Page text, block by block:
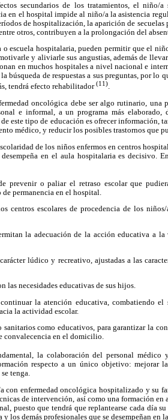
secundarios de los tratamientos, el niño/a
en el hospital impide al niño/a la asistencia
de hospitalización, la aparición de
otros, contribuyen a la prolongación del
escuela hospitalaria, pueden permitir que el
y aliviarle sus angustias, además de
en muchos hospitales a nivel nacional e
de respuestas a sus preguntas, por lo
tendrá efecto rehabilitador(11).
oncológica debe ser algo rutinario, una
e informal, a un programa más
este tipo de educación es ofrecer información,
médico, y reducir los posibles trastornos que
de los niños enfermos en centros
en el aula hospitalaria es decisivo.
prevenir o paliar el retraso escolar que
permanencia en el hospital.
centros escolares de procedencia de los
la adecuación de la acción educativa a la
lúdico y recreativo, ajustadas a las
las necesidades educativas de sus hijos.
la atención educativa, combatiendo el
la actividad escolar.
como educativos, para garantizar la
convalecencia en el domicilio.
la colaboración del personal
respecto a un único objetivo: mejorar
tenga.
con enfermedad oncológica hospitalizado y su
de intervención, así como una formación en
puesto que tendrá que replantearse cada día
los demás profesionales que se desempeñan en